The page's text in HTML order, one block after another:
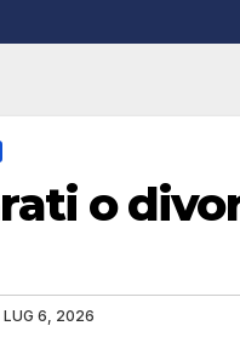
o
LUG 6, 2026